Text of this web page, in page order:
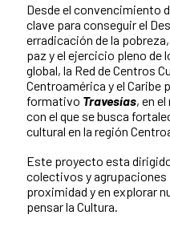
Desde el convencimiento
clave para conseguir el
erradicación de la
paz y el ejercicio pleno de
global, la Red de Centros
Centroamérica y el Caribe
formativo Travesías, en
con el que se busca
cultural en la región
Este proyecto esta
colectivos y agrupaciones
proximidad y en explorar
pensar la Cultura.